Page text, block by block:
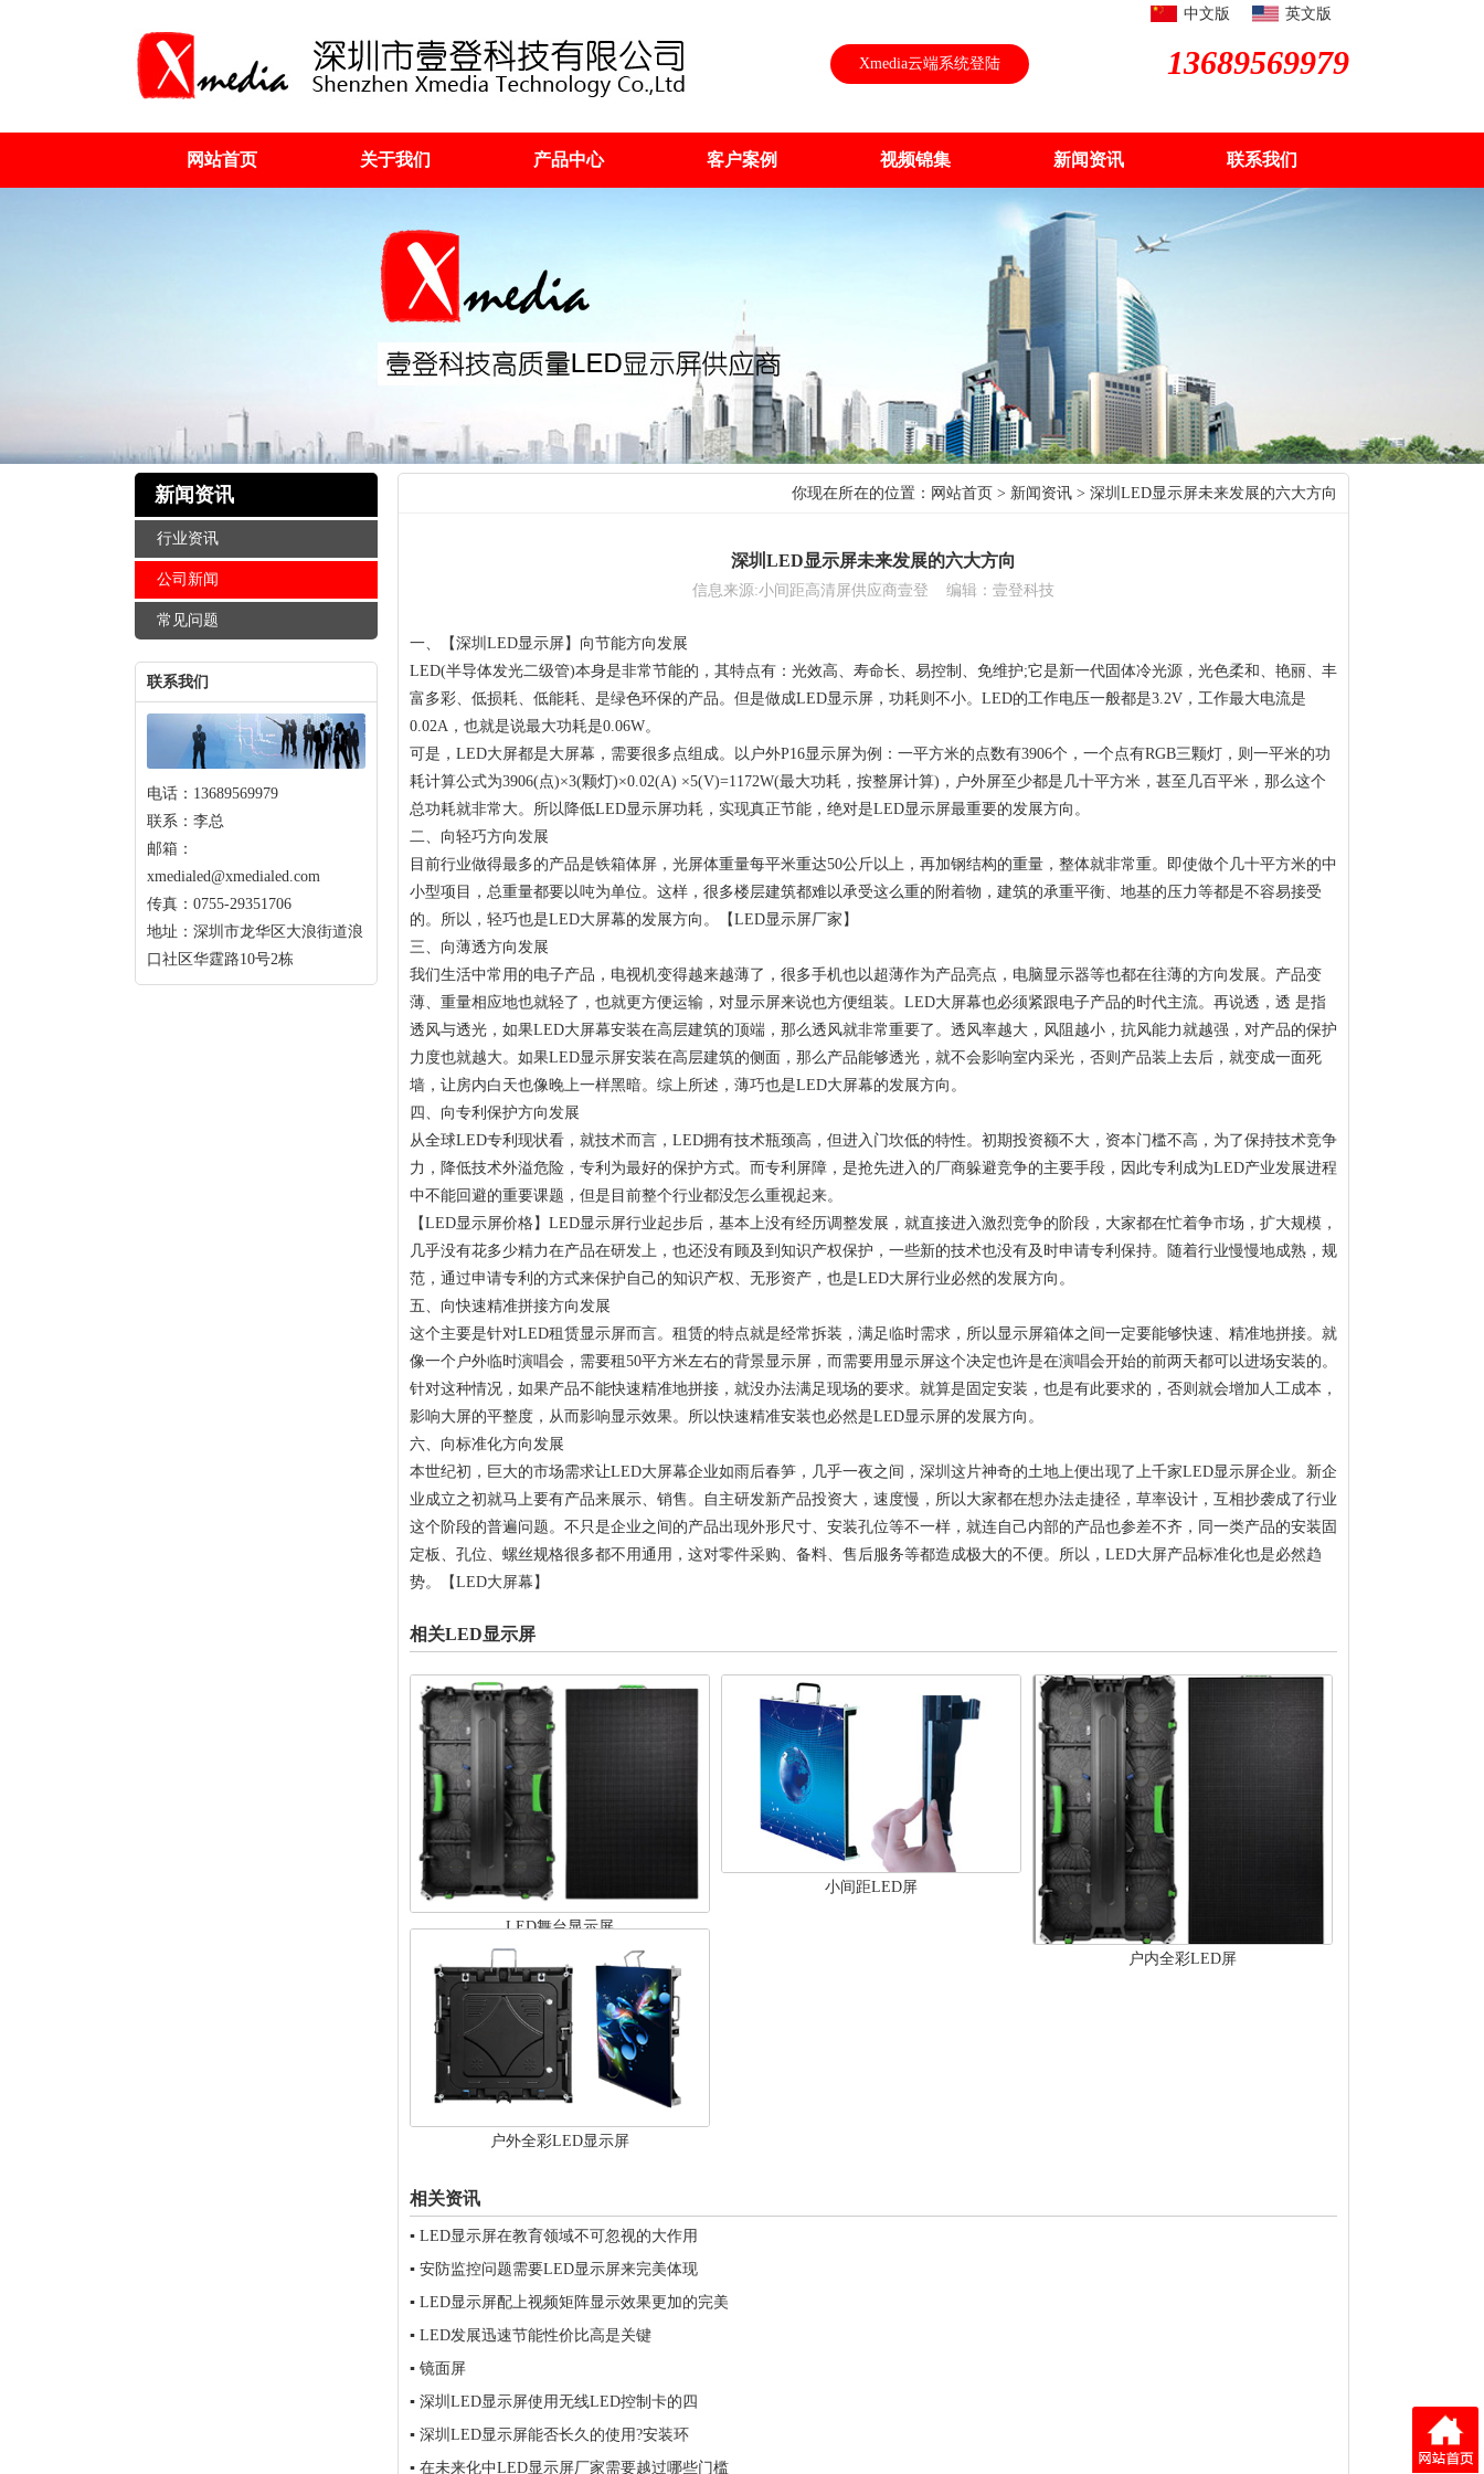
中文版 英文版
Xmedia云端系统登陆 13689569979
网站首页 关于我们 产品中心 客户案例 视频锦集 新闻资讯 联系我们
新闻资讯
行业资讯
公司新闻
常见问题
联系我们
电话：13689569979
联系：李总
邮箱：
xmedialed@xmedialed.com
传真：0755-29351706
地址：深圳市龙华区大浪街道浪
口社区华霆路10号2栋
你现在所在的位置： 网站首页 > 新闻资讯 > 深圳LED显示屏未来发展的六大方向
深圳LED显示屏未来发展的六大方向
信息来源:小间距高清屏供应商壹登 编辑：壹登科技
一、【深圳LED显示屏】向节能方向发展
LED(半导体发光二级管)本身是非常节能的，其特点有：光效高、寿命长、易控制、免维护;它是新一代固体冷光源，光色柔和、艳丽、丰
富多彩、低损耗、低能耗、是绿色环保的产品。但是做成LED显示屏，功耗则不小。LED的工作电压一般都是3.2V，工作最大电流是
0.02A，也就是说最大功耗是0.06W。
可是，LED大屏都是大屏幕，需要很多点组成。以户外P16显示屏为例：一平方米的点数有3906个，一个点有RGB三颗灯，则一平米的功
耗计算公式为3906(点)×3(颗灯)×0.02(A) ×5(V)=1172W(最大功耗，按整屏计算)，户外屏至少都是几十平方米，甚至几百平米，那么这个
总功耗就非常大。所以降低LED显示屏功耗，实现真正节能，绝对是LED显示屏最重要的发展方向。
二、向轻巧方向发展
目前行业做得最多的产品是铁箱体屏，光屏体重量每平米重达50公斤以上，再加钢结构的重量，整体就非常重。即使做个几十平方米的中
小型项目，总重量都要以吨为单位。这样，很多楼层建筑都难以承受这么重的附着物，建筑的承重平衡、地基的压力等都是不容易接受
的。所以，轻巧也是LED大屏幕的发展方向。【LED显示屏厂家】
三、向薄透方向发展
我们生活中常用的电子产品，电视机变得越来越薄了，很多手机也以超薄作为产品亮点，电脑显示器等也都在往薄的方向发展。产品变
薄、重量相应地也就轻了，也就更方便运输，对显示屏来说也方便组装。LED大屏幕也必须紧跟电子产品的时代主流。再说透，透 是指
透风与透光，如果LED大屏幕安装在高层建筑的顶端，那么透风就非常重要了。透风率越大，风阻越小，抗风能力就越强，对产品的保护
力度也就越大。如果LED显示屏安装在高层建筑的侧面，那么产品能够透光，就不会影响室内采光，否则产品装上去后，就变成一面死
墙，让房内白天也像晚上一样黑暗。综上所述，薄巧也是LED大屏幕的发展方向。
四、向专利保护方向发展
从全球LED专利现状看，就技术而言，LED拥有技术瓶颈高，但进入门坎低的特性。初期投资额不大，资本门槛不高，为了保持技术竞争
力，降低技术外溢危险，专利为最好的保护方式。而专利屏障，是抢先进入的厂商躲避竞争的主要手段，因此专利成为LED产业发展进程
中不能回避的重要课题，但是目前整个行业都没怎么重视起来。
【LED显示屏价格】LED显示屏行业起步后，基本上没有经历调整发展，就直接进入激烈竞争的阶段，大家都在忙着争市场，扩大规模，
几乎没有花多少精力在产品在研发上，也还没有顾及到知识产权保护，一些新的技术也没有及时申请专利保持。随着行业慢慢地成熟，规
范，通过申请专利的方式来保护自己的知识产权、无形资产，也是LED大屏行业必然的发展方向。
五、向快速精准拼接方向发展
这个主要是针对LED租赁显示屏而言。租赁的特点就是经常拆装，满足临时需求，所以显示屏箱体之间一定要能够快速、精准地拼接。就
像一个户外临时演唱会，需要租50平方米左右的背景显示屏，而需要用显示屏这个决定也许是在演唱会开始的前两天都可以进场安装的。
针对这种情况，如果产品不能快速精准地拼接，就没办法满足现场的要求。就算是固定安装，也是有此要求的，否则就会增加人工成本，
影响大屏的平整度，从而影响显示效果。所以快速精准安装也必然是LED显示屏的发展方向。
六、向标准化方向发展
本世纪初，巨大的市场需求让LED大屏幕企业如雨后春笋，几乎一夜之间，深圳这片神奇的土地上便出现了上千家LED显示屏企业。新企
业成立之初就马上要有产品来展示、销售。自主研发新产品投资大，速度慢，所以大家都在想办法走捷径，草率设计，互相抄袭成了行业
这个阶段的普遍问题。不只是企业之间的产品出现外形尺寸、安装孔位等不一样，就连自己内部的产品也参差不齐，同一类产品的安装固
定板、孔位、螺丝规格很多都不用通用，这对零件采购、备料、售后服务等都造成极大的不便。所以，LED大屏产品标准化也是必然趋
势。【LED大屏幕】
相关LED显示屏
LED舞台显示屏
小间距LED屏
户内全彩LED屏
户外全彩LED显示屏
相关资讯
▪ LED显示屏在教育领域不可忽视的大作用
▪ 安防监控问题需要LED显示屏来完美体现
▪ LED显示屏配上视频矩阵显示效果更加的完美
▪ LED发展迅速节能性价比高是关键
▪ 镜面屏
▪ 深圳LED显示屏使用无线LED控制卡的四
▪ 深圳LED显示屏能否长久的使用?安装环
▪ 在未来化中LED显示屏厂家需要越过哪些门槛